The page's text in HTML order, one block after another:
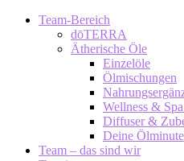
Team-Bereich
dōTERRA
Ätherische Öle
Einzelöle
Ölmischungen
Wellness &
Diffuser &
Deine
Team – das sind wir